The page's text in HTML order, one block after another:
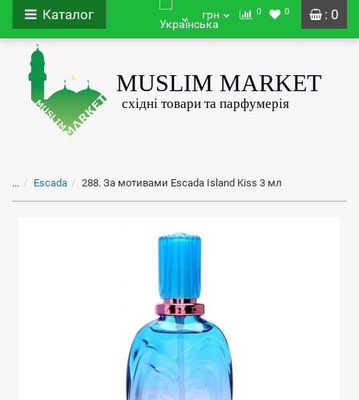
: 0
Каталог грн 0 0
... Escada 288. За мотивами Escada Island Kiss 3 мл